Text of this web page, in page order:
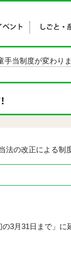
手当制度が変わり
の改正による制
3月31日まで」に